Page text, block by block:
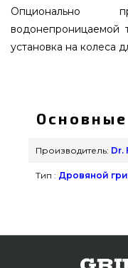
Опционально
водонепроницаемой
установка на колеса
выгодной цене
магазине
каталоге
регионов:
Производитель: Dr.
Тип : Дровяной